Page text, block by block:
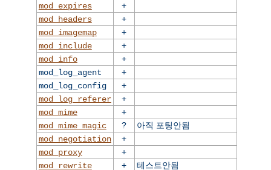
mod_expires
+
mod_headers
+
mod_imagemap
+
mod_include
+
mod_info
+
mod_log_agent
+
mod_log_config
+
mod_log_referer
+
mod_mime
+
mod_mime_magic
?
아직 포팅안됨
mod_negotiation
+
mod_proxy
+
mod_rewrite
+
테스트안됨